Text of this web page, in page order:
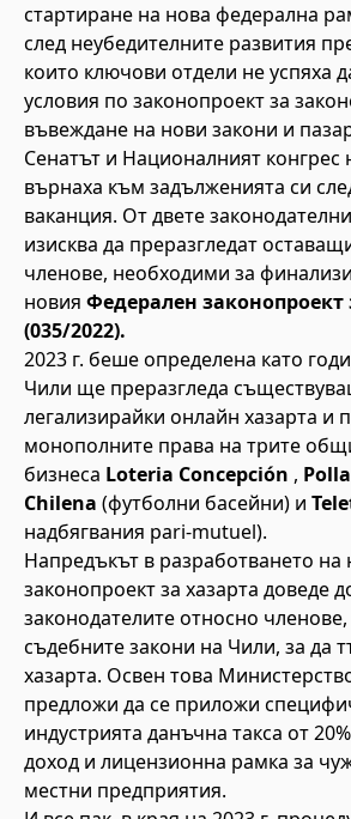
стартиране на нова федерална
след неубедителните развития
които ключови отдели не успяха
условия по законопроект за
въвеждане на нови закони и
Сенатът и Националният конгрес
върнаха към задълженията си
ваканция. От двете
изисква да преразгледат
членове, необходими за
новия Федерален законопроект
(035/2022).
2023 г. беше определена като
Чили ще преразгледа
легализирайки онлайн хазарта и
монополните права на трите
бизнеса Loteria Concepción , Polla
Chilena (футболни басейни) и
надбягвания pari-mutuel).
Напредъкът в разработването на
законопроект за хазарта доведе
законодателите относно
съдебните закони на Чили, за да
хазарта. Освен това
предложи да се приложи
индустрията данъчна такса от
доход и лицензионна рамка за
местни предприятия.